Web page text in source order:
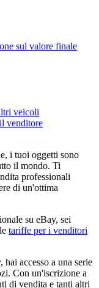
sul valore finale
veicoli
venditore
i tuoi oggetti sono
il mondo. Ti
professionali
di un'ottima
su eBay, sei
tariffe per i venditori
accesso a una serie
Con un'iscrizione a
di vendita e tanti altri